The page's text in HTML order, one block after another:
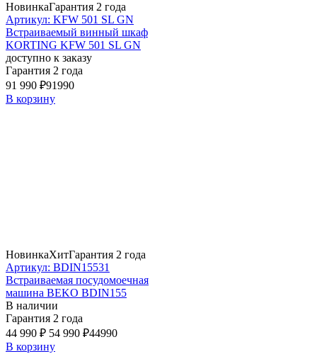
НовинкаГарантия 2 года
Артикул: KFW 501 SL GN
Встраиваемый винный шкаф
KORTING KFW 501 SL GN
доступно к заказу
Гарантия 2 года
91 990 ₽91990
В корзину
НовинкаХитГарантия 2 года
Артикул: BDIN15531
Встраиваемая посудомоечная
машина BEKO BDIN155
В наличии
Гарантия 2 года
44 990 ₽ 54 990 ₽44990
В корзину